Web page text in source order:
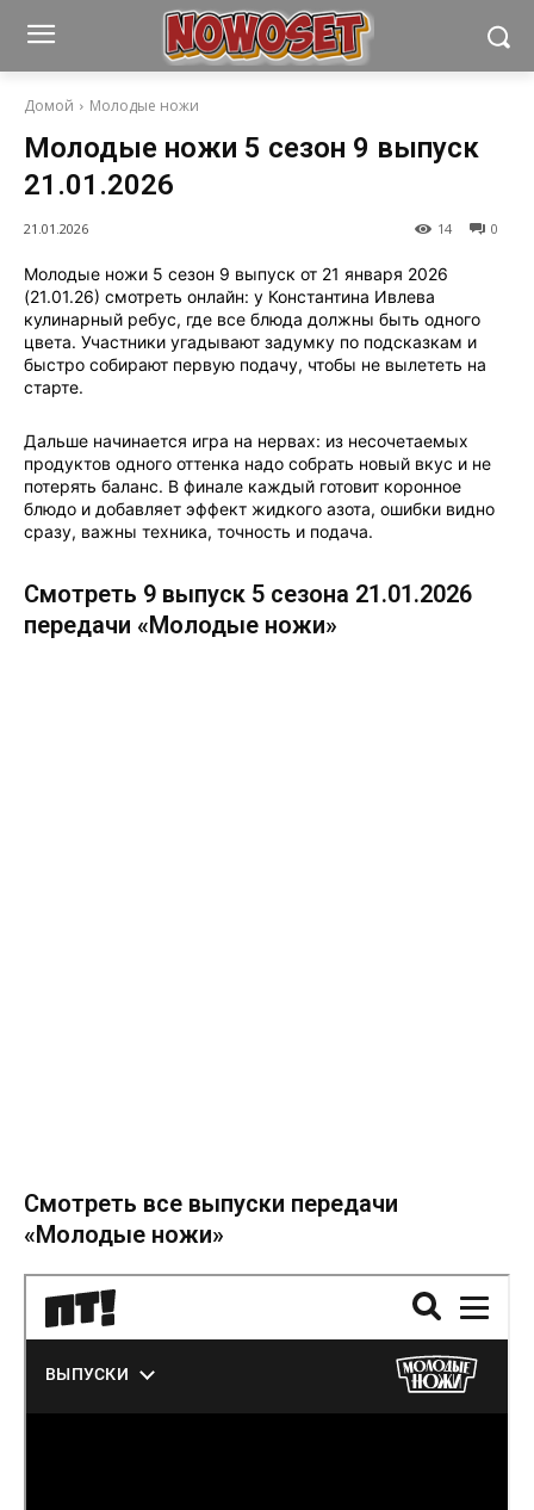
Домой Молодые ножи
Молодые ножи 5 сезон 9 выпуск
21.01.2026
0
14
21.01.2026
Молодые ножи 5 сезон 9 выпуск от 21 января 2026
(21.01.26) смотреть онлайн: у Константина Ивлева
кулинарный ребус, где все блюда должны быть одного
цвета. Участники угадывают задумку по подсказкам и
быстро собирают первую подачу, чтобы не вылететь на
старте.
Дальше начинается игра на нервах: из несочетаемых
продуктов одного оттенка надо собрать новый вкус и не
потерять баланс. В финале каждый готовит коронное
блюдо и добавляет эффект жидкого азота, ошибки видно
сразу, важны техника, точность и подача.
Смотреть 9 выпуск 5 сезона 21.01.2026
передачи «Молодые ножи»
Смотреть все выпуски передачи
«Молодые ножи»